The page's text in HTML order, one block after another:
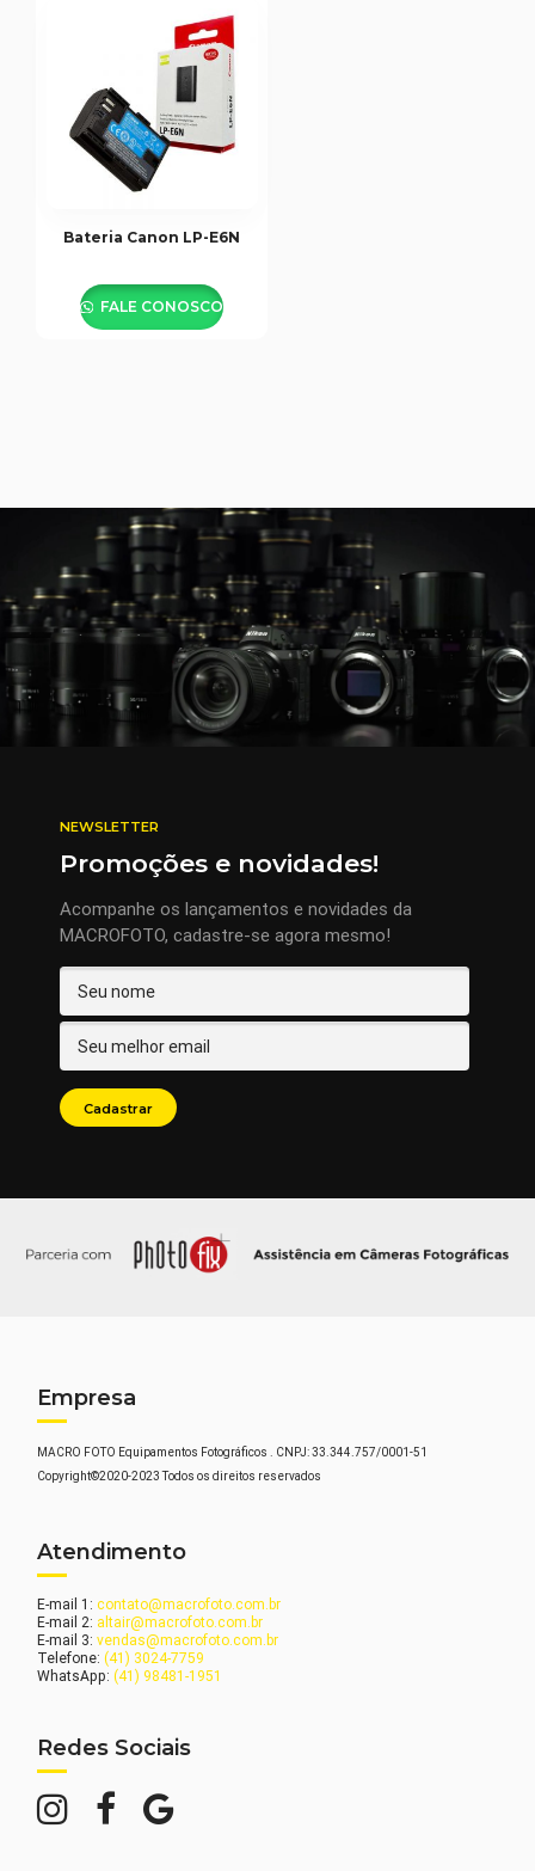
Bateria Canon LP-E6N
FALE CONOSCO
NEWSLETTER
Promoções e novidades!
Acompanhe os lançamentos e novidades da
MACROFOTO, cadastre-se agora mesmo!
Empresa
MACRO FOTO Equipamentos Fotográficos . CNPJ: 33.344.757/0001-51
Copyright©2020-2023 Todos os direitos reservados
Atendimento
E-mail 1:contato@macrofoto.com.br
E-mail 2: altair@macrofoto.com.br
E-mail 3:vendas@macrofoto.com.br
Telefone:(41) 3024-7759
WhatsApp:(41) 98481-1951
Redes Sociais